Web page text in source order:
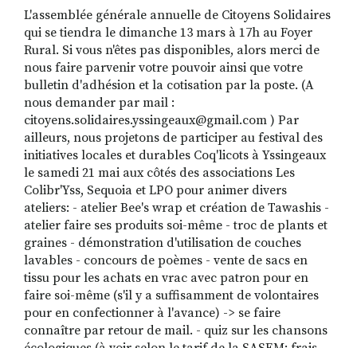
FACEBOOKINSTAGRAMLINKEDINYOUTUBE
L'assemblée générale annuelle de Citoyens Solidaires
qui se tiendra le dimanche 13 mars à 17h au Foyer
Rural. Si vous n'êtes pas disponibles, alors merci de
nous faire parvenir votre pouvoir ainsi que votre
bulletin d'adhésion et la cotisation par la poste. (A
nous demander par mail :
citoyens.solidaires.yssingeaux@gmail.com ) Par
ailleurs, nous projetons de participer au festival des
initiatives locales et durables Coq'licots à Yssingeaux
le samedi 21 mai aux côtés des associations Les
Colibr'Yss, Sequoia et LPO pour animer divers
ateliers: - atelier Bee's wrap et création de Tawashis -
atelier faire ses produits soi-même - troc de plants et
graines - démonstration d'utilisation de couches
lavables - concours de poèmes - vente de sacs en
tissu pour les achats en vrac avec patron pour en
faire soi-même (s'il y a suffisamment de volontaires
pour en confectionner à l'avance) -> se faire
connaître par retour de mail. - quiz sur les chansons